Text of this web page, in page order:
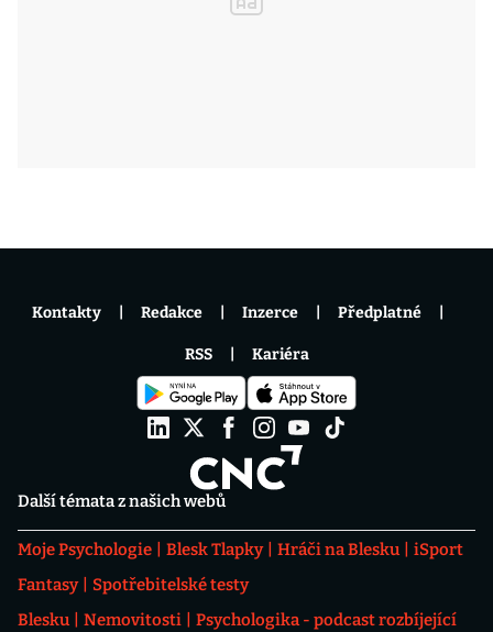
Další témata z našich webů
Moje Psychologie Blesk Tlapky Hráči na Blesku
iSport
Fantasy
Spotřebitelské testy
Blesku
Nemovitosti
Psychologika - podcast rozbíjející
Kontakty Redakce Inzerce Předplatné
RSS Kariéra